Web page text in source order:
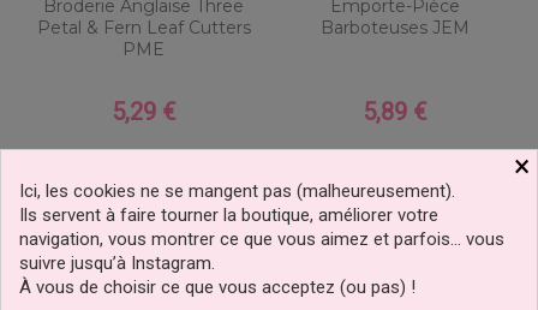
Broderie Anglaise Three
Petal & Fern Leaf Cutters
PME
Prix
5,29 €
Emporte-Pièce
Barboteuses JEM
Prix
5,89 €
×
Ici, les cookies ne se mangent pas (malheureusement).
Ils servent à faire tourner la boutique, améliorer votre
navigation, vous montrer ce que vous aimez et parfois… vous
suivre jusqu’à Instagram.
À vous de choisir ce que vous acceptez (ou pas) !